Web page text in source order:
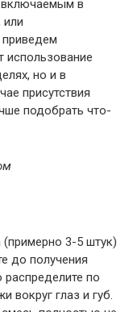
включаемым в
или
но и в
присутствия
подобрать что-
(примерно 3-5 штук)
до получения
по
вокруг глаз и губ.